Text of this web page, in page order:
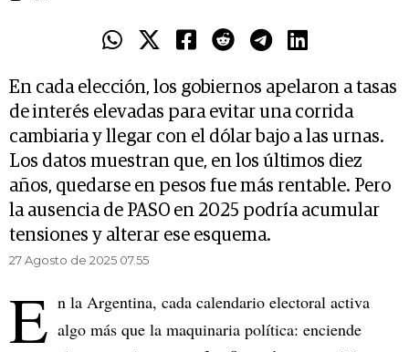
En cada elección, los gobiernos apelaron a tasas
de interés elevadas para evitar una corrida
cambiaria y llegar con el dólar bajo a las urnas.
Los datos muestran que, en los últimos diez
años, quedarse en pesos fue más rentable. Pero
la ausencia de PASO en 2025 podría acumular
tensiones y alterar ese esquema.
27 Agosto de 2025 07.55
E n la Argentina, cada calendario electoral activa
algo más que la maquinaria política: enciende